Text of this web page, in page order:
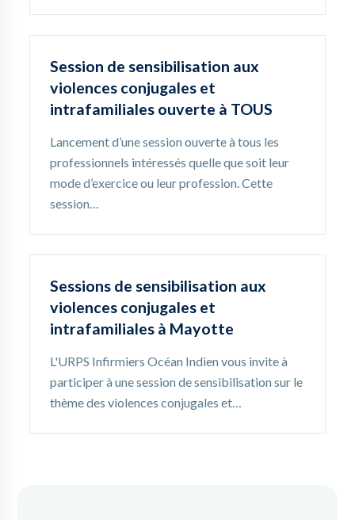
Session de sensibilisation aux
violences conjugales et
intrafamiliales ouverte à TOUS
Lancement d’une session ouverte à tous les
professionnels intéressés quelle que soit leur
mode d’exercice ou leur profession. Cette
session…
Sessions de sensibilisation aux
violences conjugales et
intrafamiliales à Mayotte
L'URPS Infirmiers Océan Indien vous invite à
participer à une session de sensibilisation sur le
thème des violences conjugales et…